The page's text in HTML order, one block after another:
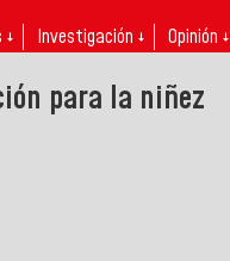
↓ Investigación ↓ Opinión ↓
para la niñez